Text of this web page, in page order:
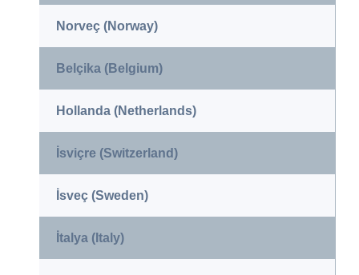
Norveç (Norway)
Belçika (Belgium)
Hollanda (Netherlands)
İsviçre (Switzerland)
İsveç (Sweden)
İtalya (Italy)